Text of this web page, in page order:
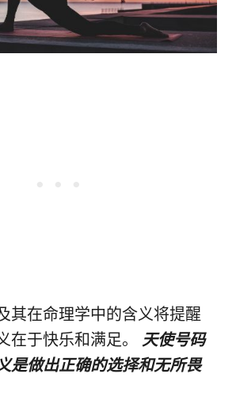
其在命理学中的含义将提醒
在于快乐和满足。 天使号码
是做出正确的选择和无所畏